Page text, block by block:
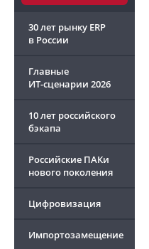
30 лет рынку ERP
в России
Главные
ИТ-сценарии 2026
10 лет российского
бэкапа
Российские ПАКи
нового поколения
Цифровизация
Импортозамещение